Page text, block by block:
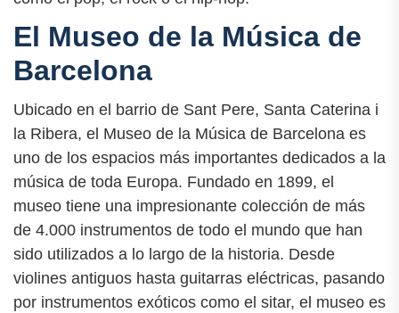
El Museo de la Música de
Barcelona
Ubicado en el barrio de Sant Pere, Santa Caterina i
la Ribera, el Museo de la Música de Barcelona es
uno de los espacios más importantes dedicados a la
música de toda Europa. Fundado en 1899, el
museo tiene una impresionante colección de más
de 4.000 instrumentos de todo el mundo que han
sido utilizados a lo largo de la historia. Desde
violines antiguos hasta guitarras eléctricas, pasando
por instrumentos exóticos como el sitar, el museo es